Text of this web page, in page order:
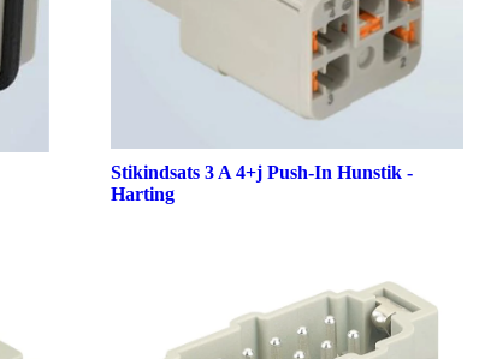
Stikindsats 3 A 4+j Push-In Hunstik -
Harting